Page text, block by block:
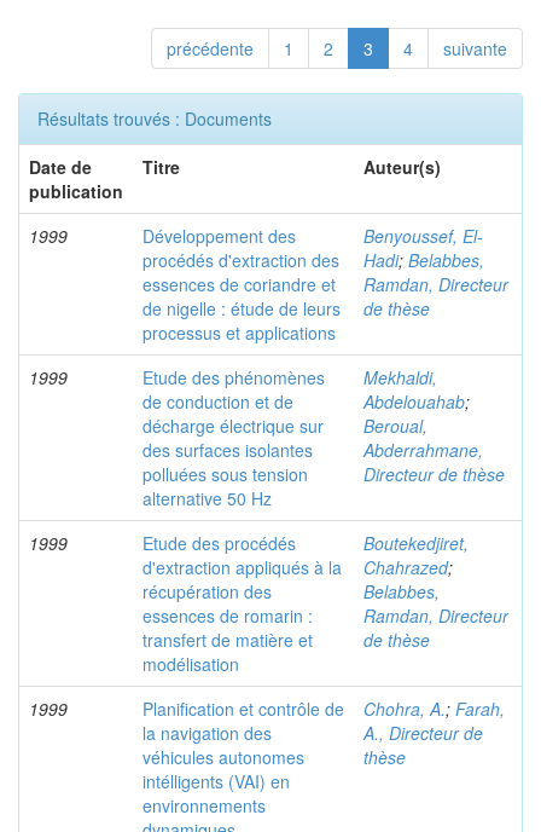
précédente 1 2 3 4 suivante
Résultats trouvés : Documents
Date de
publication
Titre Auteur(s)
1999
Développement des
procédés d'extraction des
essences de coriandre et
de nigelle : étude de leurs
processus et applications
Benyoussef, El-
Hadi; Belabbes,
Ramdan, Directeur
de thèse
1999
Etude des phénomènes
de conduction et de
décharge électrique sur
des surfaces isolantes
polluées sous tension
alternative 50 Hz
Mekhaldi,
Abdelouahab;
Beroual,
Abderrahmane,
Directeur de thèse
1999
Etude des procédés
d'extraction appliqués à la
récupération des
essences de romarin :
transfert de matière et
modélisation
Boutekedjiret,
Chahrazed;
Belabbes,
Ramdan, Directeur
de thèse
1999
Planification et contrôle de
la navigation des
véhicules autonomes
intélligents (VAI) en
environnements
Chohra, A.; Farah,
A., Directeur de
thèse